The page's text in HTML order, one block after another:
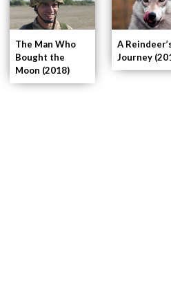
A
Journey
The Man Who
Bought the
Moon (2018)